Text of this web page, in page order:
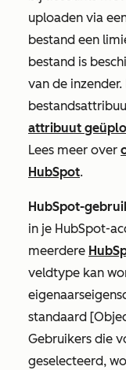
uploaden via
bestand een
bestand is
van de
attribuut
Lees meer over
HubSpot.
HubSpot-
in je HubSpot-
meerdere
veldtype kan
standaard
Gebruikers die
geselecteerd,